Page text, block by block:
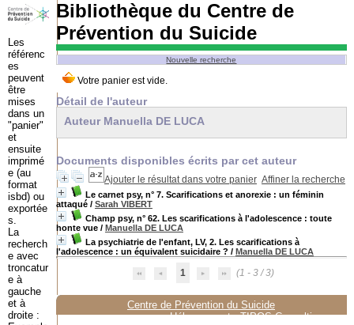
Bibliothèque du Centre de
Prévention du Suicide
Nouvelle recherche
Détail de l'auteur
Auteur Manuella DE LUCA
Documents disponibles écrits par cet auteur
Ajouter le résultat dans votre panier Affiner la recherche
Le carnet psy, n° 7. Scarifications et anorexie : un féminin
attaqué/ Sarah VIBERT
Champ psy, n° 62. Les scarifications à l'adolescence : toute
honte vue/ Manuella DE LUCA
La psychiatrie de l'enfant, LV, 2. Les scarifications à
l'adolescence : un équivalent suicidaire ? / Manuella DE LUCA
1 (1 - 3 / 3)
Centre de Prévention du Suicide
Hébergement :TIPOS Consulting
Les
référenc
es
peuvent
être
mises
dans un
"panier"
et
ensuite
imprimé
e (au
format
isbd) ou
exportée
s.
La
recherch
e avec
troncatur
e à
gauche
et à
droite :